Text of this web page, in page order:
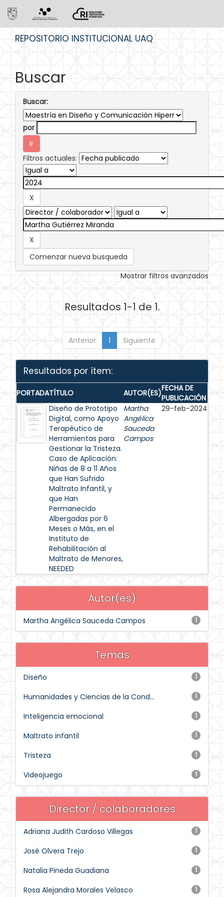
REPOSITORIO INSTITUCIONAL UAQ
Buscar
Buscar:
por
Filtros actuales:
Comenzar nueva busqueda
Mostrar filtros avanzados
Resultados 1-1 de 1.
Anterior 1 Siguiente
Resultados por ítem:
PORTADATÍTULO AUTOR(ES)FECHA DE
PUBLICACIÓN
Diseño de Prototipo
Digital, como Apoyo
Terapéutico de
Herramientas para
Gestionar la Tristeza.
Caso de Aplicación:
Niñas de 8 a 11 Años
que Han Sufrido
Maltrato Infantil, y
que Han
Permanecido
Albergadas por 6
Meses o Más, en el
Instituto de
Rehabilitación al
Maltrato de Menores,
NEEDED
Martha
Angélica
Sauceda
Campos
29-feb-2024
Autor(es)
1
Martha Angélica Sauceda Campos
Temas
1
Diseño
1
Humanidades y Ciencias de la Cond...
1
Inteligencia emocional
1
Maltrato infantil
1
Tristeza
1
Videojuego
Director / colaboradores
1
Adriana Judith Cardoso Villegas
1
José Olvera Trejo
1
Natalia Pineda Guadiana
1
Rosa Alejandra Morales Velasco